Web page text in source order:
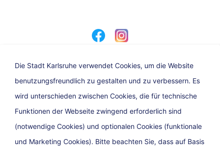
Eine Dienststelle der Stadt Karlsruhe
Die Stadt Karlsruhe verwendet Cookies, um die Website
benutzungsfreundlich zu gestalten und zu verbessern. Es
wird unterschieden zwischen Cookies, die für technische
Funktionen der Webseite zwingend erforderlich sind
(notwendige Cookies) und optionalen Cookies (funktionale
und Marketing Cookies). Bitte beachten Sie, dass auf Basis